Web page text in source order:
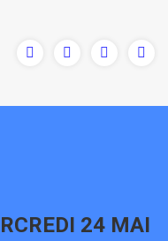
24 MAI